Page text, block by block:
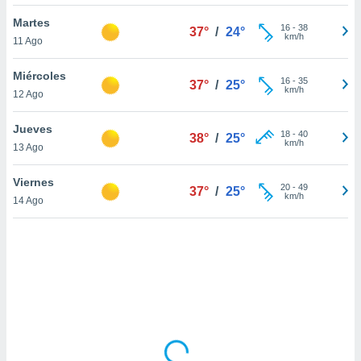
de
sitio
que
sean
para
ni para
Martes
11 Ago
37° / 24° 16- 38
km/h
Miércoles
12 Ago
37° / 25° 16- 35
km/h
Jueves
13 Ago
38° / 25° 18- 40
km/h
Viernes
14 Ago
37° / 25° 20- 49
km/h